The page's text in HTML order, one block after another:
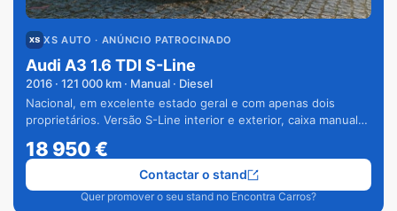
XS AUTO · ANÚNCIO PATROCINADO
Audi A3 1.6 TDI S-Line
2016 · 121 000 km · Manual · Diesel
Nacional, em excelente estado geral e com apenas dois
proprietários. Versão S-Line interior e exterior, caixa manual
18 950€
Quer promover o seu stand no Encontra Carros?
Contactar o stand